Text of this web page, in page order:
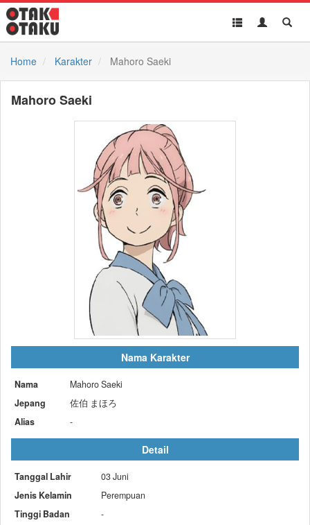
Toggle
Toggle
Home
Karakter Mahoro Saeki
Mahoro Saeki
Nama Karakter
Nama
Mahoro Saeki
Jepang
佐伯 まほろ
Alias
-
Detail
Tanggal Lahir
03 Juni
Jenis Kelamin
Perempuan
Tinggi Badan
-